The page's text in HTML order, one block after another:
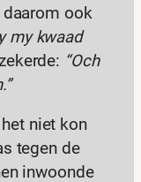
ook
my kwaad
“Och
niet kon
tegen de
inwoonde